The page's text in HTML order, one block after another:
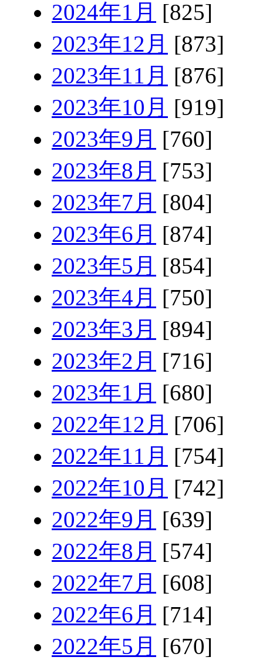
2024年1月 [825]
2023年12月 [873]
2023年11月 [876]
2023年10月 [919]
2023年9月 [760]
2023年8月 [753]
2023年7月 [804]
2023年6月 [874]
2023年5月 [854]
2023年4月 [750]
2023年3月 [894]
2023年2月 [716]
2023年1月 [680]
2022年12月 [706]
2022年11月 [754]
2022年10月 [742]
2022年9月 [639]
2022年8月 [574]
2022年7月 [608]
2022年6月 [714]
2022年5月 [670]